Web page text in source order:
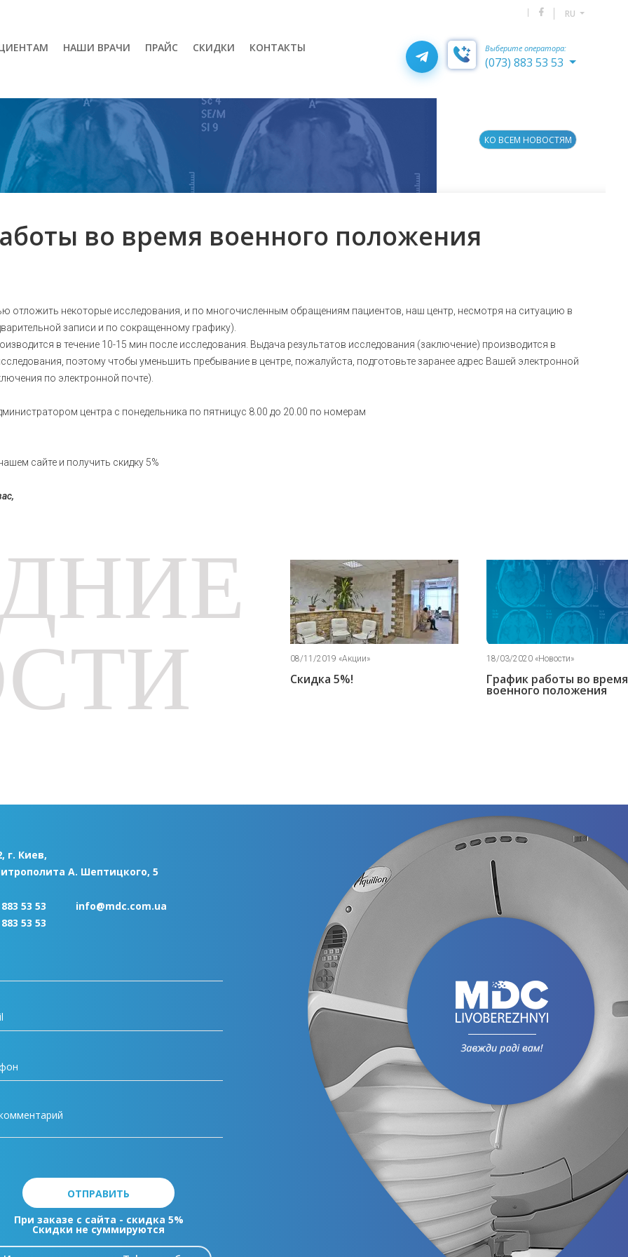
RU
НАШИ ВРАЧИ ПРАЙС СКИДКИ КОНТАКТЫ Выберите оператора:
(073) 883 53 53
КО ВСЕМ НОВОСТЯМ
во время военного положения
отложить некоторые исследования, и по многочисленным обращениям пациентов, наш центр, несмотря на ситуацию в
записи и по сокращенному графику).
в течение 10-15 мин после исследования. Выдача результатов исследования (заключение) производится в
поэтому чтобы уменьшить пребывание в центре, пожалуйста, подготовьте заранее адрес Вашей электронной
по электронной почте).
центра с понедельника по пятницус 8.00 до 20.00 по номерам
сайте и получить скидку 5%
08/11/2019 «Акции» 08/11/2019 «Акции»
Скидка 5%!
18/03/2020 «Новости»
График работы во время
военного положения
г. Киев,
А. Шептицкого, 5
53 53
53 53
info@mdc.com.ua
ОТПРАВИТЬ
При заказе с сайта - скидка 5%
Скидки не суммируются